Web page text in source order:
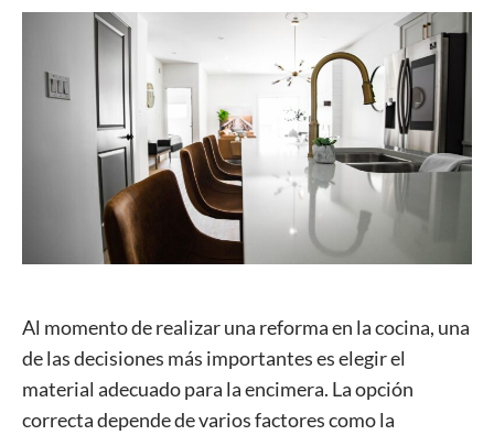
Al momento de realizar una reforma en la cocina, una
de las decisiones más importantes es elegir el
material adecuado para la encimera. La opción
correcta depende de varios factores como la